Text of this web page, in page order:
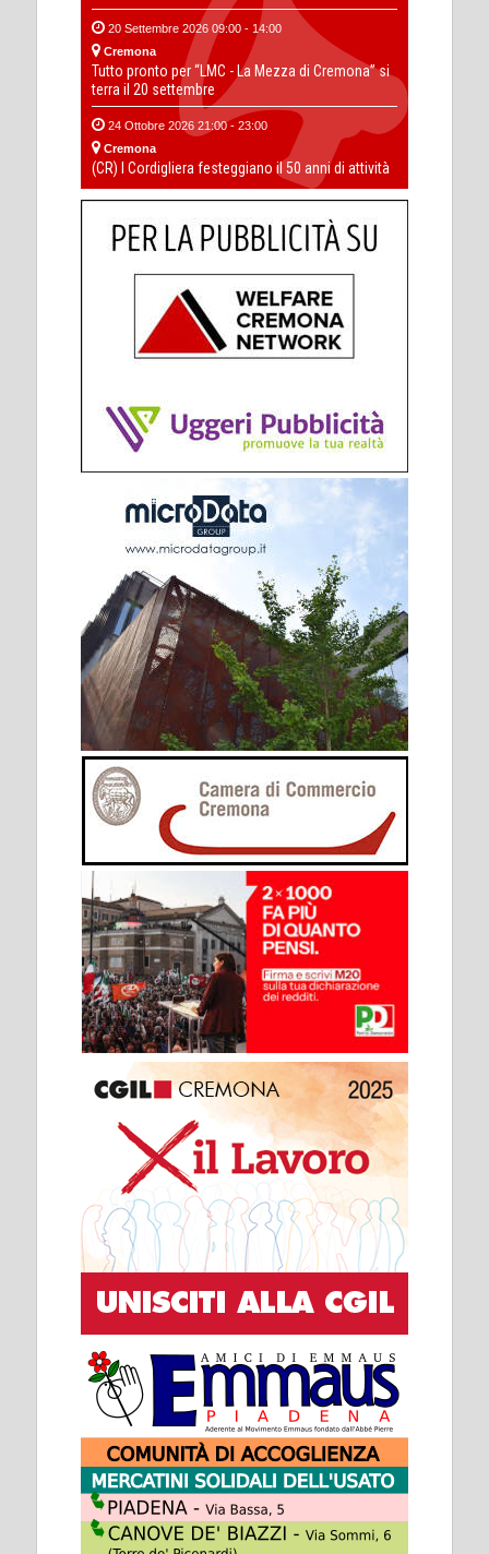
20 Settembre 2026 09:00 - 14:00
Cremona
Tutto pronto per “LMC - La Mezza di Cremona” si
terra il 20 settembre
24 Ottobre 2026 21:00 - 23:00
Cremona
(CR) I Cordigliera festeggiano il 50 anni di attività